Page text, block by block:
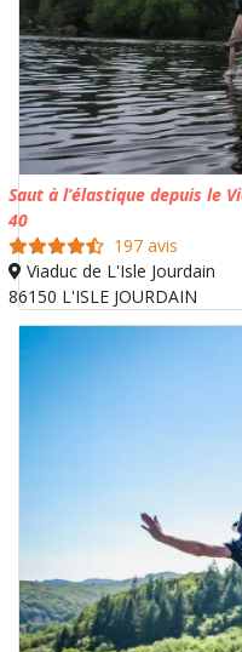
Saut à l’élastique depuis le
40
197 avis
Viaduc de L'Isle Jourdain
86150 L'ISLE JOURDAIN